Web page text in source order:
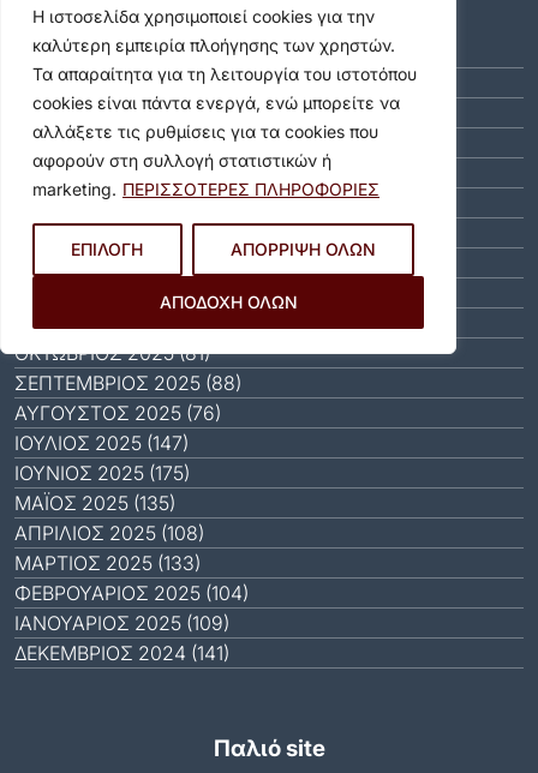
Η ιστοσελίδα χρησιμοποιεί cookies για την
καλύτερη εμπειρία πλοήγησης των χρηστών.
Τα απαραίτητα για τη λειτουργία του ιστοτόπου
cookies είναι πάντα ενεργά, ενώ μπορείτε να
αλλάξετε τις ρυθμίσεις για τα cookies που
αφορούν στη συλλογή στατιστικών ή
marketing. ΠΕΡΙΣΣΟΤΕΡΕΣ ΠΛΗΡΟΦΟΡΙΕΣ
ΕΠΙΛΟΓΗ ΑΠΟΡΡΙΨΗ ΟΛΩΝ
ΑΠΟΔΟΧΗ ΟΛΩΝ
Αρχείο
ΑΎΓΟΥΣΤΟΣ 2026 (8)
ΙΟΎΛΙΟΣ 2026 (55)
ΙΟΎΝΙΟΣ 2026 (46)
ΜΆΙΟΣ 2026 (59)
ΑΠΡΊΛΙΟΣ 2026 (40)
ΜΆΡΤΙΟΣ 2026 (51)
ΦΕΒΡΟΥΆΡΙΟΣ 2026 (40)
ΙΑΝΟΥΆΡΙΟΣ 2026 (31)
ΔΕΚΈΜΒΡΙΟΣ 2025 (64)
ΝΟΈΜΒΡΙΟΣ 2025 (65)
ΟΚΤΏΒΡΙΟΣ 2025 (81)
ΣΕΠΤΈΜΒΡΙΟΣ 2025 (88)
ΑΎΓΟΥΣΤΟΣ 2025 (76)
ΙΟΎΛΙΟΣ 2025 (147)
ΙΟΎΝΙΟΣ 2025 (175)
ΜΆΙΟΣ 2025 (135)
ΑΠΡΊΛΙΟΣ 2025 (108)
ΜΆΡΤΙΟΣ 2025 (133)
ΦΕΒΡΟΥΆΡΙΟΣ 2025 (104)
ΙΑΝΟΥΆΡΙΟΣ 2025 (109)
ΔΕΚΈΜΒΡΙΟΣ 2024 (141)
Παλιό site